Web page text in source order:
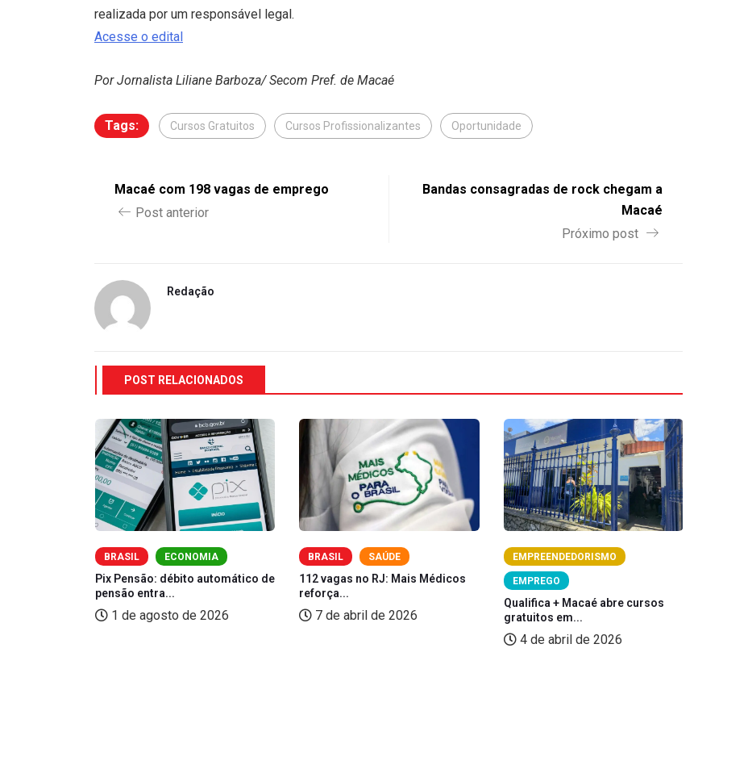
realizada por um responsável legal.
Acesse o edital
Por Jornalista Liliane Barboza/ Secom Pref. de Macaé
Tags: Cursos Gratuitos Cursos Profissionalizantes Oportunidade
Macaé com 198 vagas de emprego
Post anterior
Bandas consagradas de rock chegam a
Macaé
Próximo post
Redação
POST RELACIONADOS
BRASIL ECONOMIA
Pix Pensão: débito automático de
pensão entra...
1 de agosto de 2026
BRASIL SAÚDE
112 vagas no RJ: Mais Médicos
reforça...
7 de abril de 2026
EMPREENDEDORISMO
EMPREGO
Qualifica + Macaé abre cursos
gratuitos em...
4 de abril de 2026